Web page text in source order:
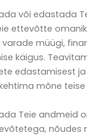
või edastada
ettevõtte
varade müügi,
käigus.
edastamisest ja
mõne
Teie andmeid
nõudes